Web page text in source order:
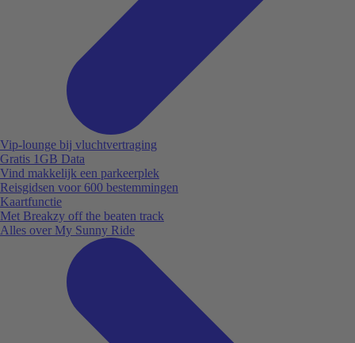
Vip-lounge bij vluchtvertraging
Gratis 1GB Data
Vind makkelijk een parkeerplek
Reisgidsen voor 600 bestemmingen
Kaartfunctie
Met Breakzy off the beaten track
Alles over My Sunny Ride